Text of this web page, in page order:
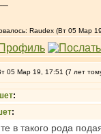
Raudex (Вт 05 Мар
05 Мар 19, 17:51 (7 лет
:
:
в такого рода